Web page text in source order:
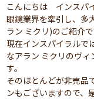
こんにちは インスパ
眼鏡業界を牽引し、多
ラン ミクリ)のご紹介で
現在インスパイラルで
なアラン ミクリのヴ
す。
そのほとんどが非売品
ンもございますので、